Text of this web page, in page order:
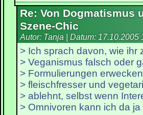
Re: Von Dogmatismus
Szene-Chic
Autor: Tanja | Datum: 17.10.2005
> Ich sprach davon, wie ihr
> Veganismus falsch oder
> Formulierungen
> fleischfresser und
> ablehnt, selbst wenn
> Omnivoren kann ich da